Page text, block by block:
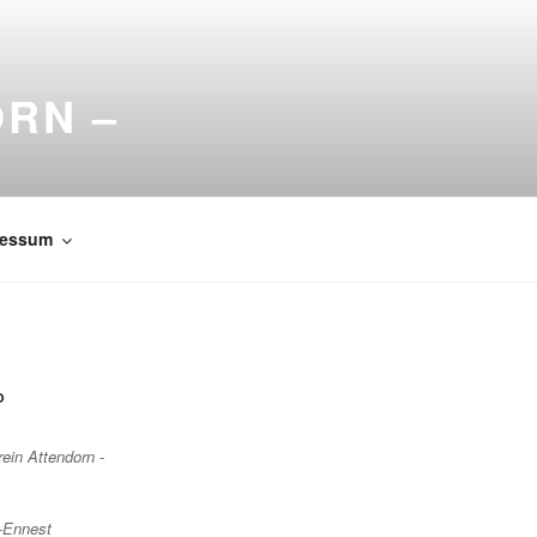
–
Attendorn -